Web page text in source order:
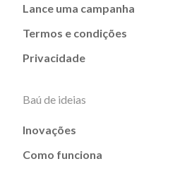
Lance uma campanha
Termos e condições
Privacidade
Baú de ideias
Inovações
Como funciona